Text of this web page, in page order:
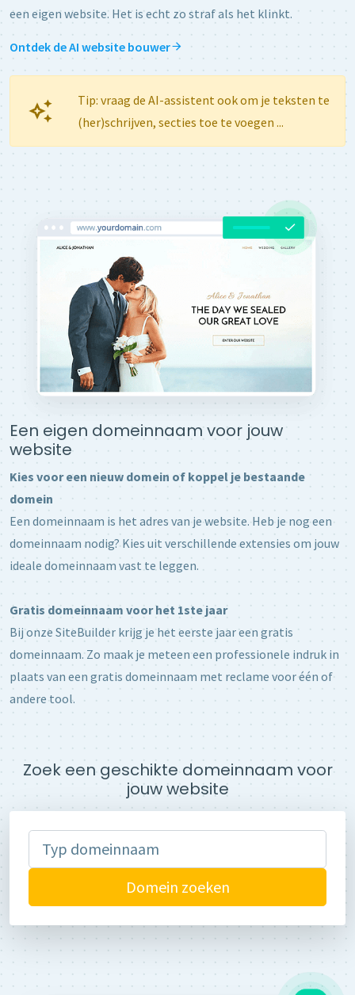
een eigen website. Het is echt zo straf als het klinkt.
Ontdek de AI website bouwer
Tip: vraag de AI-assistent ook om je teksten te
(her)schrijven, secties toe te voegen ...
Een eigen domeinnaam voor jouw
website
Kies voor een nieuw domein of koppel je bestaande
domein
Een domeinnaam is het adres van je website. Heb je nog een
domeinnaam nodig? Kies uit verschillende extensies om jouw
ideale domeinnaam vast te leggen.
Gratis domeinnaam voor het 1ste jaar
Bij onze SiteBuilder krijg je het eerste jaar een gratis
domeinnaam. Zo maak je meteen een professionele indruk in
plaats van een gratis domeinnaam met reclame voor één of
andere tool.
Zoek een geschikte domeinnaam voor
jouw website
Domein zoeken